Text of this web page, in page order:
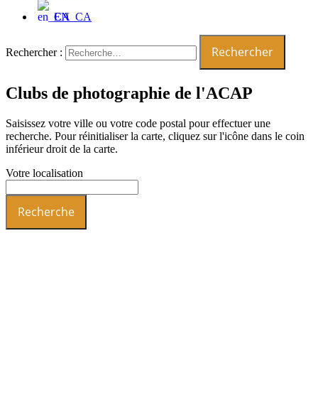
EN_CA
Rechercher :
Clubs de photographie de l'ACAP
Saisissez votre ville ou votre code postal pour effectuer une
recherche. Pour réinitialiser la carte, cliquez sur l'icône dans le coin
inférieur droit de la carte.
Votre localisation